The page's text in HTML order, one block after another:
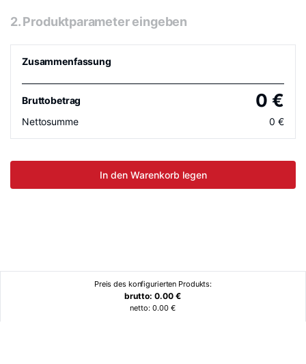
2. Produktparameter eingeben
Zusammenfassung
Bruttobetrag 0 €
Nettosumme 0 €
In den Warenkorb legen
Preis des konfigurierten Produkts:
brutto:0.00 €
netto:0.00 €